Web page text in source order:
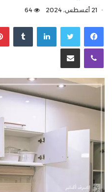
21 أغسطس، 2024 64
لينكدإن
ڤايبر مشاركة عبر البريد